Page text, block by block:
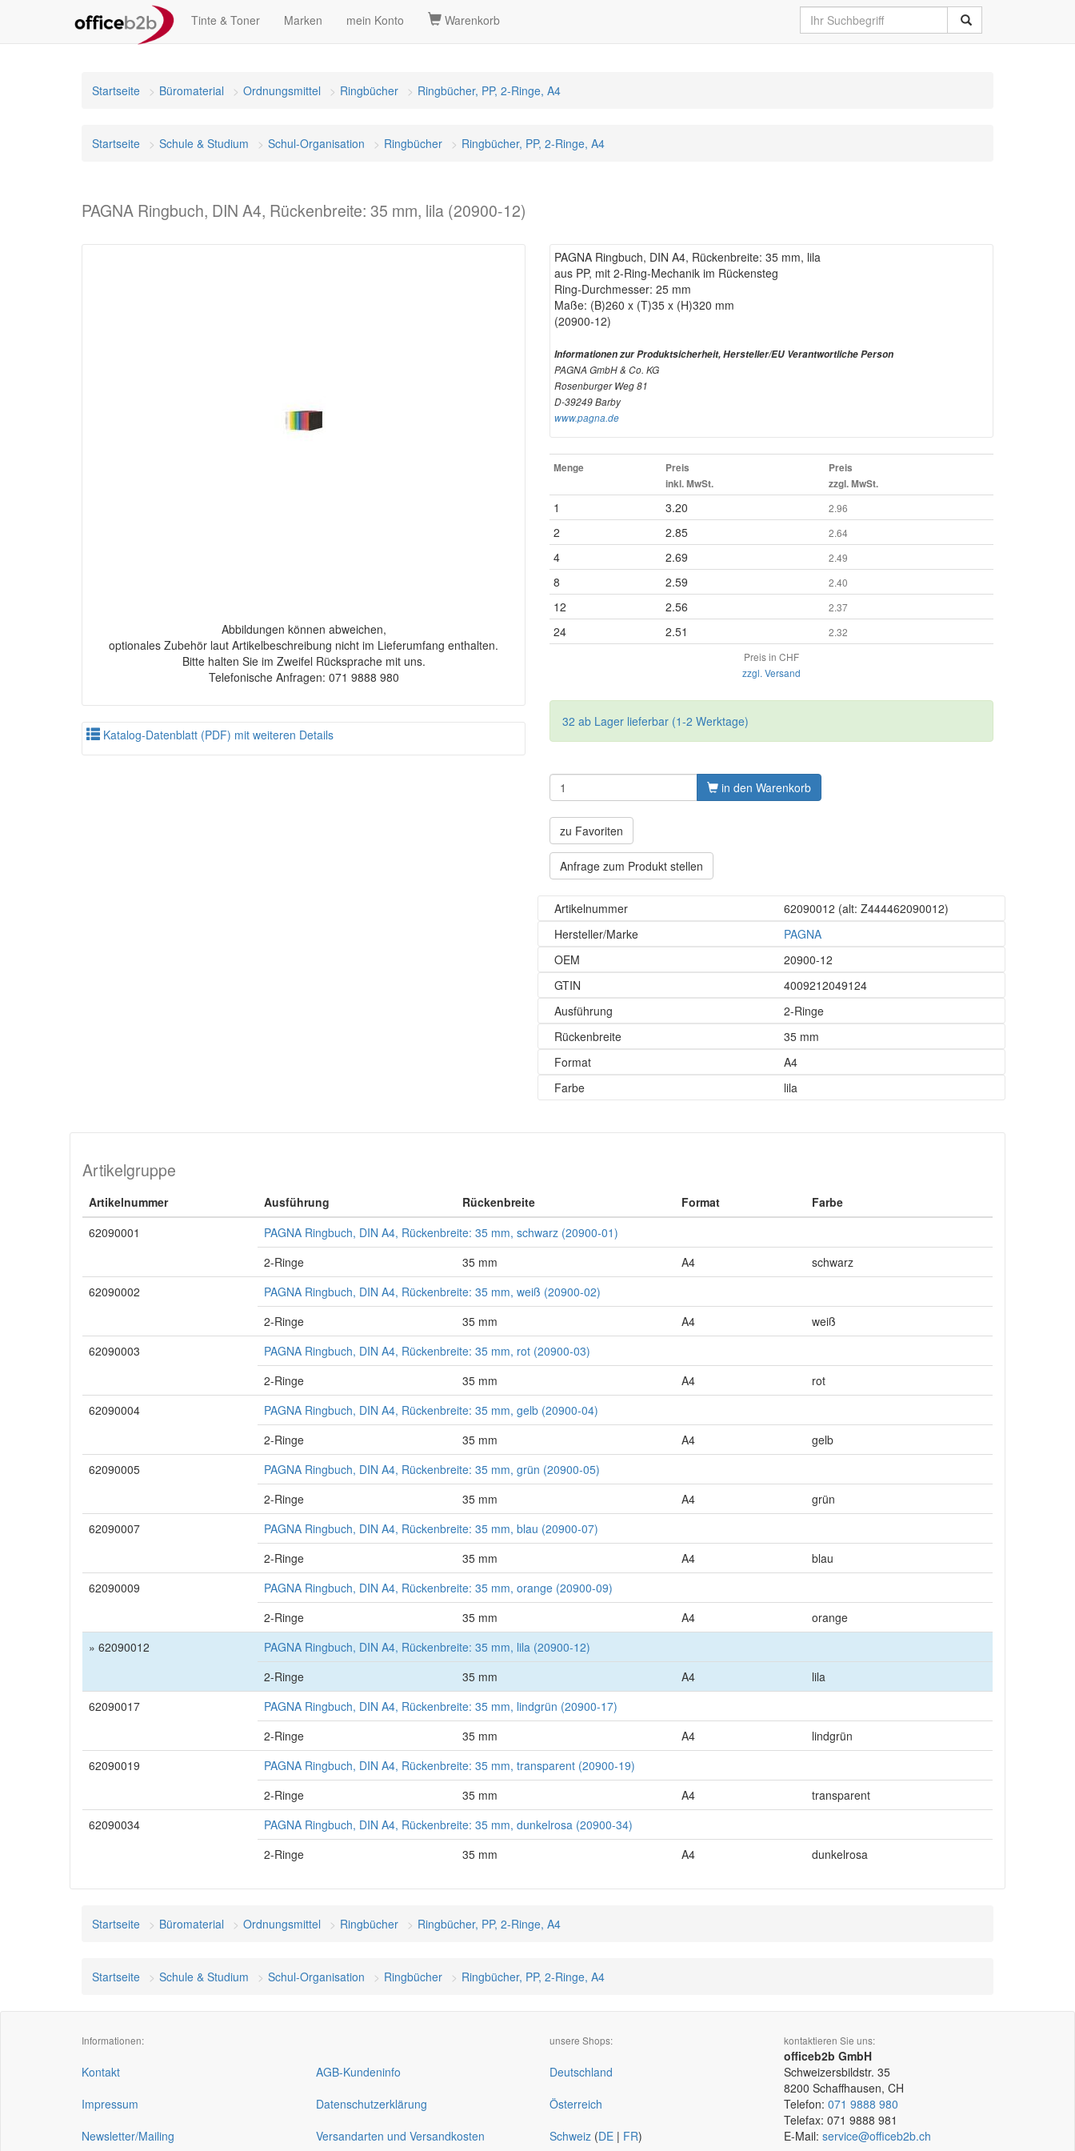
Tinte & Toner Marken mein Konto Warenkorb
Startseite Büromaterial Ordnungsmittel Ringbücher Ringbücher, PP, 2-Ringe, A4
Startseite Schule & Studium Schul-Organisation Ringbücher Ringbücher, PP, 2-Ringe, A4
PAGNA Ringbuch, DIN A4, Rückenbreite: 35 mm, lila (20900-12)
Abbildungen können abweichen,
optionales Zubehör laut Artikelbeschreibung nicht im Lieferumfang enthalten.
Bitte halten Sie im Zweifel Rücksprache mit uns.
Telefonische Anfragen: 071 9888 980
Katalog-Datenblatt (PDF) mit weiteren Details
PAGNA Ringbuch, DIN A4, Rückenbreite: 35 mm, lila
aus PP, mit 2-Ring-Mechanik im Rückensteg
Ring-Durchmesser: 25 mm
Maße: (B)260 x (T)35 x (H)320 mm
(20900-12)
Informationen zur Produktsicherheit, Hersteller/EU Verantwortliche Person
PAGNA GmbH & Co. KG
Rosenburger Weg 81
D-39249 Barby
www.pagna.de
Menge
Preis
inkl. MwSt.
Preis
zzgl. MwSt.
1 3.20 2.96
2 2.85 2.64
4 2.69 2.49
8 2.59 2.40
12 2.56 2.37
24 2.51
2.32
Preis in CHF
zzgl. Versand
32 ab Lager lieferbar (1-2 Werktage)
in den Warenkorb
zu Favoriten
Anfrage zum Produkt stellen
Artikelnummer 62090012 (alt: Z444462090012)
Hersteller/Marke
PAGNA
OEM
20900-12
GTIN
4009212049124
Ausführung
2-Ringe
Rückenbreite
35 mm
Format
A4
Farbe
lila
Artikelgruppe
Artikelnummer Ausführung Rückenbreite Format
Farbe
62090001
PAGNA Ringbuch, DIN A4, Rückenbreite: 35 mm, schwarz (20900-01)
2-Ringe
35 mm A4
schwarz
62090002
PAGNA Ringbuch, DIN A4, Rückenbreite: 35 mm, weiß (20900-02)
2-Ringe
35 mm A4
weiß
62090003
PAGNA Ringbuch, DIN A4, Rückenbreite: 35 mm, rot (20900-03)
2-Ringe
35 mm A4
rot
62090004
PAGNA Ringbuch, DIN A4, Rückenbreite: 35 mm, gelb (20900-04)
2-Ringe
35 mm A4
gelb
62090005
PAGNA Ringbuch, DIN A4, Rückenbreite: 35 mm, grün (20900-05)
2-Ringe
35 mm A4
grün
62090007
PAGNA Ringbuch, DIN A4, Rückenbreite: 35 mm, blau (20900-07)
2-Ringe
35 mm A4
blau
62090009
PAGNA Ringbuch, DIN A4, Rückenbreite: 35 mm, orange (20900-09)
2-Ringe
35 mm A4
orange
» 62090012
PAGNA Ringbuch, DIN A4, Rückenbreite: 35 mm, lila (20900-12)
2-Ringe
35 mm A4
lila
62090017
PAGNA Ringbuch, DIN A4, Rückenbreite: 35 mm, lindgrün (20900-17)
2-Ringe
35 mm A4
lindgrün
62090019
PAGNA Ringbuch, DIN A4, Rückenbreite: 35 mm, transparent (20900-19)
2-Ringe
35 mm A4
transparent
62090034
PAGNA Ringbuch, DIN A4, Rückenbreite: 35 mm, dunkelrosa (20900-34)
2-Ringe
35 mm A4 dunkelrosa
Startseite Büromaterial Ordnungsmittel Ringbücher Ringbücher, PP, 2-Ringe, A4
Startseite Schule & Studium Schul-Organisation Ringbücher Ringbücher, PP, 2-Ringe, A4
Informationen:
Kontakt
Impressum
Newsletter/Mailing
AGB-Kundeninfo
Datenschutzerklärung
Versandarten und Versandkosten
unsere Shops:
Deutschland
Österreich
Schweiz (DE | FR)
kontaktieren Sie uns:
officeb2b GmbH
Schweizersbildstr. 35
8200 Schaffhausen, CH
Telefon: 071 9888 980
Telefax: 071 9888 981
E-Mail: service@officeb2b.ch